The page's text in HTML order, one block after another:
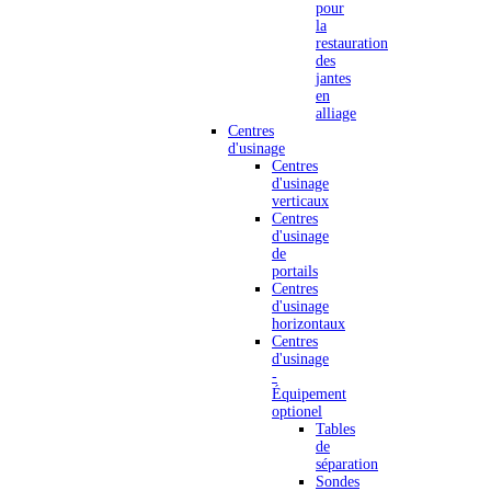
pour
la
restauration
des
jantes
en
alliage
Centres
d'usinage
Centres
d'usinage
verticaux
Centres
d'usinage
de
portails
Centres
d'usinage
horizontaux
Centres
d'usinage
-
Équipement
optionel
Tables
de
séparation
Sondes